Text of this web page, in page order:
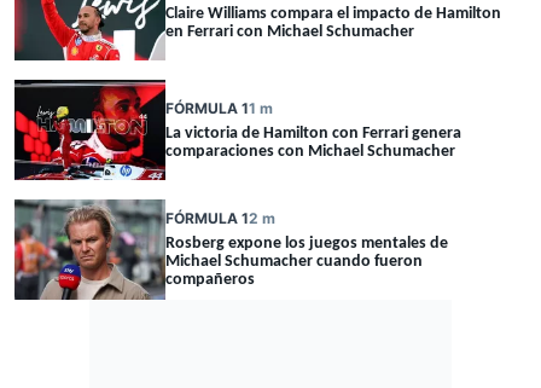
Claire Williams compara el impacto de Hamilton
en Ferrari con Michael Schumacher
FÓRMULA 11 m
La victoria de Hamilton con Ferrari genera
comparaciones con Michael Schumacher
FÓRMULA 12 m
Rosberg expone los juegos mentales de
Michael Schumacher cuando fueron
compañeros